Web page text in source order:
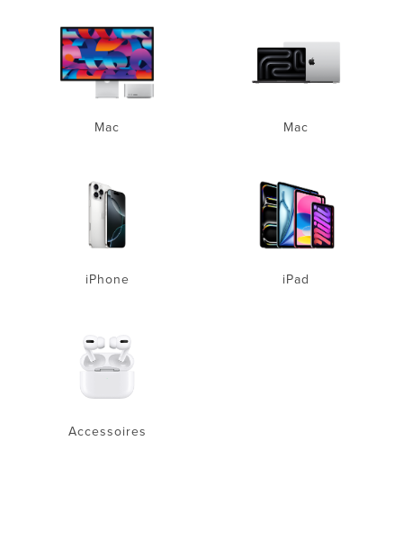
Mac Mac
iPhone iPad
Accessoires